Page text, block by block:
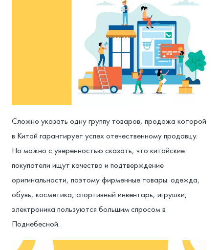
Сложно указать одну группу товаров, продажа которой
в Китай гарантирует успех отечественному продавцу.
Но можно с уверенностью сказать, что китайские
покупатели ищут качество и подтверждение
оригинальности, поэтому фирменные товары: одежда,
обувь, косметика, спортивный инвентарь, игрушки,
электроника пользуются большим спросом в
Поднебесной.